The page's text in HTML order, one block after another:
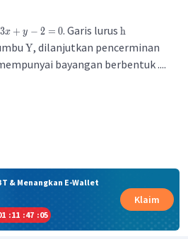
3x + y − 2 = 0. Garis lurush
Y, dilanjutkan pencerminan
bayangan berbentuk ....
& Menangkan E-Wallet
:11 :47 :04
Klaim